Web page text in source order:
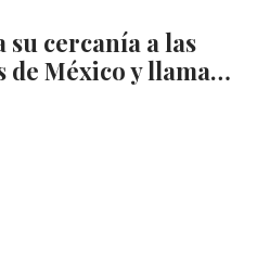
su cercanía a las
de México y llama…